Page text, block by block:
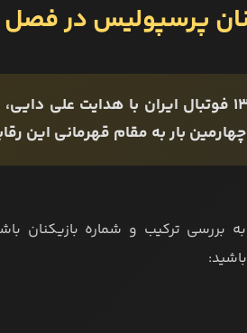
پرسپولیس در فصل ۸۹-۱۳۸۸
پرسپولیس در فصل ۸۹-۱۳۸۸ فوتبال ایران با
بار به مقام قهرمانی این